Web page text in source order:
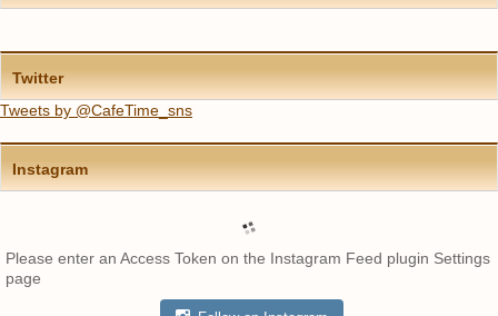
Twitter
Tweets by @CafeTime_sns
Instagram
Please enter an Access Token on the Instagram Feed plugin Settings
page